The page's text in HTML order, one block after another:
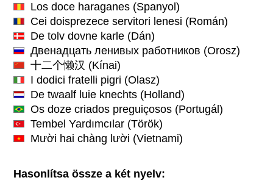
Los doce haraganes (Spanyol)
Cei doisprezece servitori lenesi (Román)
De tolv dovne karle (Dán)
Двенадцать ленивых работников (Orosz)
十二个懒汉 (Kínai)
I dodici fratelli pigri (Olasz)
De twaalf luie knechts (Holland)
Os doze criados preguiçosos (Portugál)
Tembel Yardımcılar (Török)
Mười hai chàng lười (Vietnami)
Hasonlítsa össze a két nyelv: